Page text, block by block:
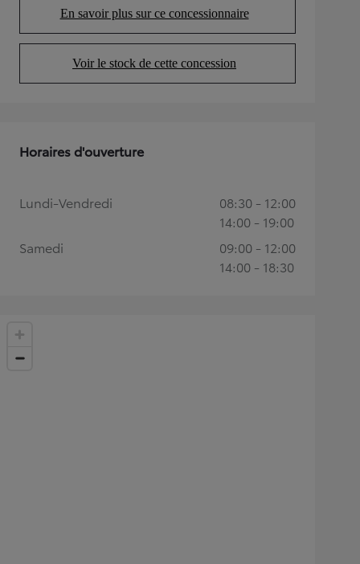
En savoir plus sur ce concessionnaire
(Opens in new tab)
Voir le stock de cette concession
(Opens in new tab)
Horaires d'ouverture
Lundi-Vendredi
08:30 - 12:00
14:00 - 19:00
Samedi
09:00 - 12:00
14:00 - 18:30